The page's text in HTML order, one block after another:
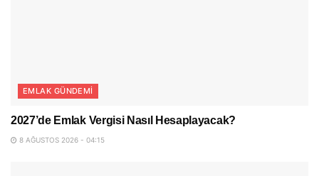
EMLAK GÜNDEMI
2027’de Emlak Vergisi Nasıl Hesaplayacak?
8 AĞUSTOS 2026 - 04:15